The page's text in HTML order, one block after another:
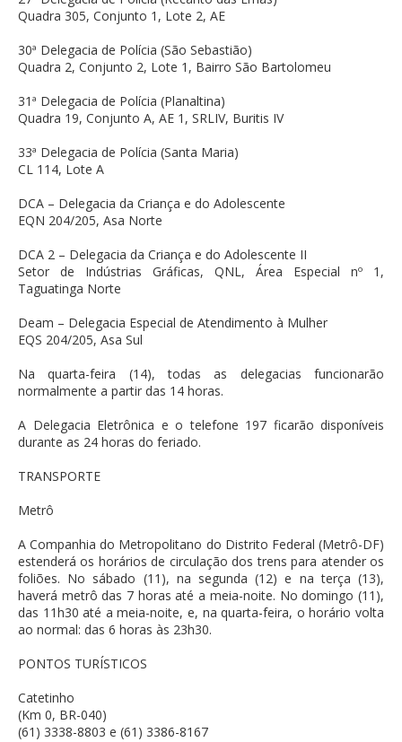
Quadra 305, Conjunto 1, Lote 2, AE
30ª Delegacia de Polícia (São Sebastião)
Quadra 2, Conjunto 2, Lote 1, Bairro São Bartolomeu
31ª Delegacia de Polícia (Planaltina)
Quadra 19, Conjunto A, AE 1, SRLIV, Buritis IV
33ª Delegacia de Polícia (Santa Maria)
CL 114, Lote A
DCA – Delegacia da Criança e do Adolescente
EQN 204/205, Asa Norte
DCA 2 – Delegacia da Criança e do Adolescente II
Setor de Indústrias Gráficas, QNL, Área Especial nº 1,
Taguatinga Norte
Deam – Delegacia Especial de Atendimento à Mulher
EQS 204/205, Asa Sul
Na quarta-feira (14), todas as delegacias funcionarão
normalmente a partir das 14 horas.
A Delegacia Eletrônica e o telefone 197 ficarão disponíveis
durante as 24 horas do feriado.
TRANSPORTE
Metrô
A Companhia do Metropolitano do Distrito Federal (Metrô-DF)
estenderá os horários de circulação dos trens para atender os
foliões. No sábado (11), na segunda (12) e na terça (13),
haverá metrô das 7 horas até a meia-noite. No domingo (11),
das 11h30 até a meia-noite, e, na quarta-feira, o horário volta
ao normal: das 6 horas às 23h30.
PONTOS TURÍSTICOS
Catetinho
(Km 0, BR-040)
(61) 3338-8803 e (61) 3386-8167